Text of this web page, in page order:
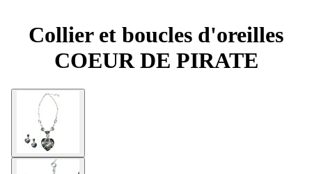
Collier et boucles d'oreilles
COEUR DE PIRATE